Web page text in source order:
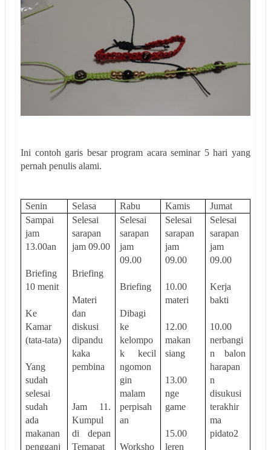
Ini contoh garis besar program acara seminar 5 hari yang
pernah penulis alami.
Senin Selasa Rabu Kamis
Jumat
Sampai
jam
13.00an
Briefing
10 menit
Ke
Kamar
(tata-tata)
Yang
sudah
selesai
sudah
ada
makanan
pengganj
Selesai
sarapan
jam 09.00
Briefing
Materi
dan
diskusi
dipandu
kaka
pembina
Jam 11.
Kumpul
di depan
Temapat
Selesai
sarapan
jam
09.00
Briefing
Dibagi
ke
kelompo
k kecil
ngomon
gin
malam
perpisah
an
Worksho
Selesai
sarapan
jam
09.00
10.00
materi
12.00
makan
siang
13.00
nge
game
15.00
leren
Selesai
sarapan
jam
09.00
Kerja
bakti
10.00
nerbangi
n balon
harapan
n
disukusi
terakhir
ma
pidato2